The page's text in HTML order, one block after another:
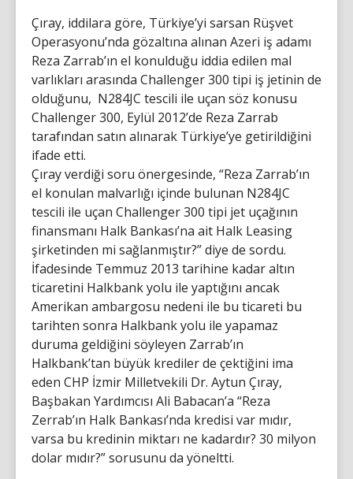
Çıray, iddilara göre, Türkiye’yi sarsan Rüşvet
Operasyonu’nda gözaltına alınan Azeri iş adamı
Reza Zarrab’ın el konulduğu iddia edilen mal
varlıkları arasında Challenger 300 tipi iş jetinin de
olduğunu, N284JC tescili ile uçan söz konusu
Challenger 300, Eylül 2012’de Reza Zarrab
tarafından satın alınarak Türkiye’ye getirildiğini
ifade etti.
Çıray verdiği soru önergesinde, “Reza Zarrab’ın
el konulan malvarlığı içinde bulunan N284JC
tescili ile uçan Challenger 300 tipi jet uçağının
finansmanı Halk Bankası’na ait Halk Leasing
şirketinden mi sağlanmıştır?” diye de sordu.
İfadesinde Temmuz 2013 tarihine kadar altın
ticaretini Halkbank yolu ile yaptığını ancak
Amerikan ambargosu nedeni ile bu ticareti bu
tarihten sonra Halkbank yolu ile yapamaz
duruma geldiğini söyleyen Zarrab’ın
Halkbank’tan büyük krediler de çektiğini ima
eden CHP İzmir Milletvekili Dr. Aytun Çıray,
Başbakan Yardımcısı Ali Babacan’a “Reza
Zerrab’ın Halk Bankası’nda kredisi var mıdır,
varsa bu kredinin miktarı ne kadardır? 30 milyon
dolar mıdır?” sorusunu da yöneltti.